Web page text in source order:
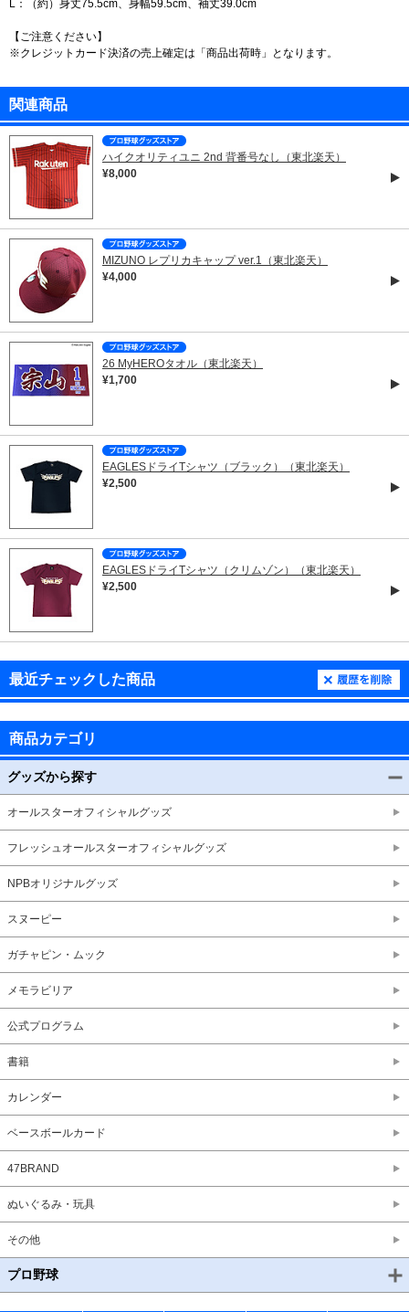
L：（約）身丈75.5cm、身幅59.5cm、袖丈39.0cm
【ご注意ください】
※クレジットカード決済の売上確定は「商品出荷時」となります。
関連商品
ハイクオリティユニ 2nd 背番号なし（東北楽天）
¥8,000
MIZUNO レプリカキャップ ver.1（東北楽天）
¥4,000
26 MyHEROタオル（東北楽天）
¥1,700
EAGLESドライTシャツ（ブラック）（東北楽天）
¥2,500
EAGLESドライTシャツ（クリムゾン）（東北楽天）
¥2,500
最近チェックした商品
商品カテゴリ
グッズから探す
オールスターオフィシャルグッズ
フレッシュオールスターオフィシャルグッズ
NPBオリジナルグッズ
スヌーピー
ガチャピン・ムック
メモラビリア
公式プログラム
書籍
カレンダー
ベースボールカード
47BRAND
ぬいぐるみ・玩具
その他
プロ野球